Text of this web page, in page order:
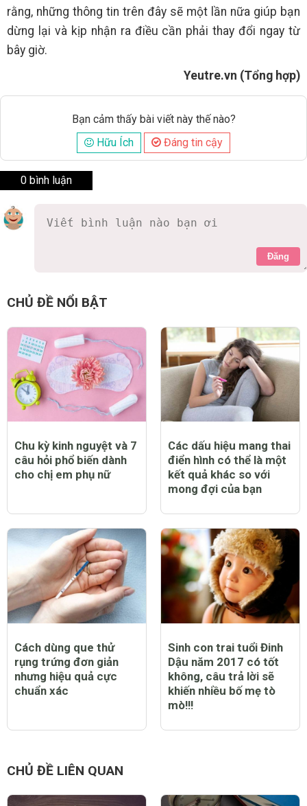
rằng, những thông tin trên đây sẽ một lần nữa giúp bạn
dừng lại và kịp nhận ra điều cần phải thay đổi ngay từ
bây giờ.
Yeutre.vn (Tổng hợp)
Bạn cảm thấy bài viết này thế nào?
Hữu Ích
Đáng tin cậy
0 bình luận
Đăng
CHỦ ĐỀ NỔI BẬT
Chu kỳ kinh nguyệt và 7
câu hỏi phổ biến dành
cho chị em phụ nữ
Các dấu hiệu mang thai
điển hình có thể là một
kết quả khác so với
mong đợi của bạn
Cách dùng que thử
rụng trứng đơn giản
nhưng hiệu quả cực
chuẩn xác
Sinh con trai tuổi Đinh
Dậu năm 2017 có tốt
không, câu trả lời sẽ
khiến nhiều bố mẹ tò
mò!!!
CHỦ ĐỀ LIÊN QUAN